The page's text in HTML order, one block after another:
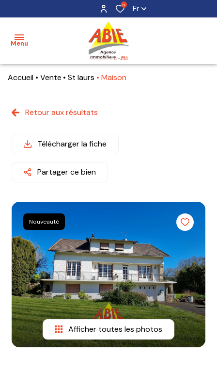
0 Fr
Menu
acheter
maisons
terrains
mon
alerte
e-
mail
equipe
contact
Accueil Vente St laurs Maison
Retour aux résultats
Télécharger la fiche
Partager ce bien
Nouveauté
Afficher toutes les photos